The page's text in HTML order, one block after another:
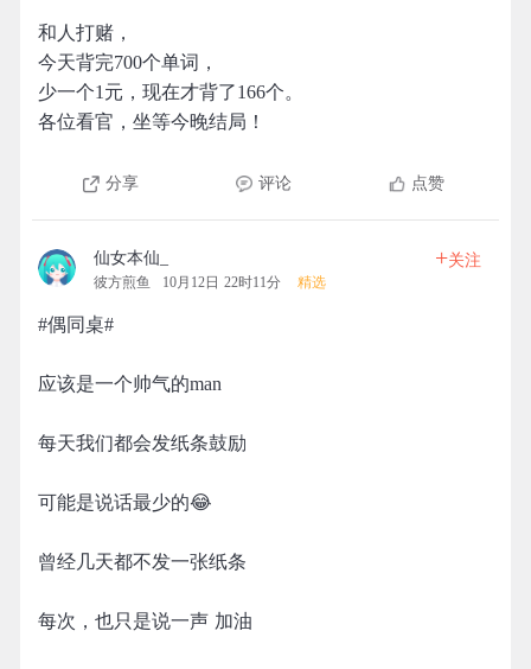
和人打赌，
今天背完700个单词，
少一个1元，现在才背了166个。
各位看官，坐等今晚结局！
分享 评论 点赞
仙女本仙_
彼方煎鱼 10月12日 22时11分 精选
+关注
#偶同桌#
应该是一个帅气的man
每天我们都会发纸条鼓励
可能是说话最少的😂
曾经几天都不发一张纸条
每次，也只是说一声 加油